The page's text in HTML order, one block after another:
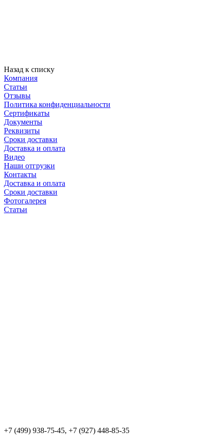
Назад к списку
Компания
Статьи
Отзывы
Политика конфиденциальности
Сертификаты
Документы
Реквизиты
Сроки доставки
Доставка и оплата
Видео
Наши отгрузки
Контакты
Доставка и оплата
Сроки доставки
Фотогалерея
Статьи
+7 (499) 938-75-45, +7 (927) 448-85-35